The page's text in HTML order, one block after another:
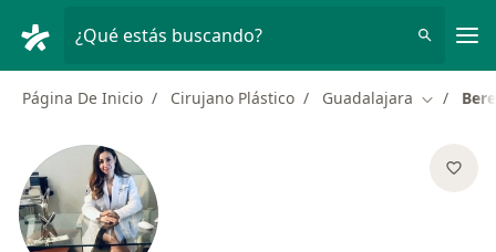
¿Qué estás buscando?
Página De Inicio Cirujano Plástico Guadalajara Cambiar